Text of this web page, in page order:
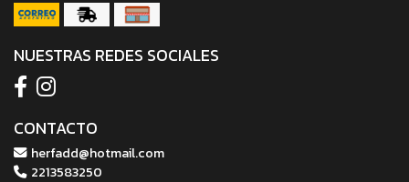
NUESTRAS REDES SOCIALES
CONTACTO
herfadd@hotmail.com
2213583250